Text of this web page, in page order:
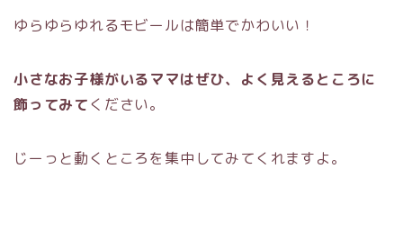
ゆらゆらゆれるモビールは簡単でかわいい！
小さなお子様がいるママはぜひ、よく見えるところに
飾ってみてください。
じーっと動くところを集中してみてくれますよ。